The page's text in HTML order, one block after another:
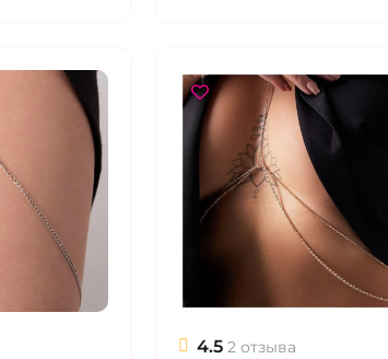
4.5 2 отзыва